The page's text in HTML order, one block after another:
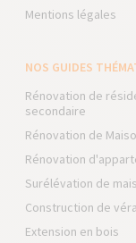
Mentions légales
NOS GUIDES
Rénovation de
secondaire
Rénovation de
Rénovation
Surélévation de
Construction de
Extension en bois